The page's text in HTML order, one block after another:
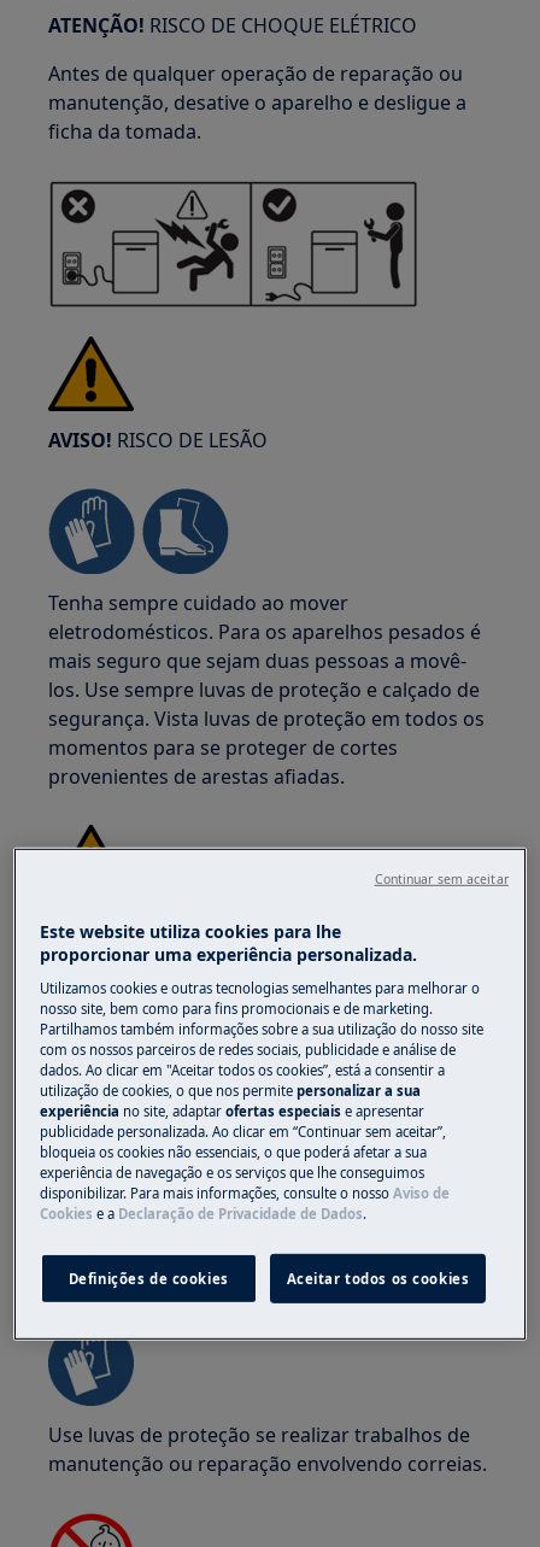
ATENÇÃO! RISCO DE CHOQUE ELÉTRICO
Antes de qualquer operação de reparação ou
manutenção, desative o aparelho e desligue a
ficha da tomada.
AVISO! RISCO DE LESÃO
Tenha sempre cuidado ao mover
eletrodomésticos. Para os aparelhos pesados é
mais seguro que sejam duas pessoas a movê-
los. Use sempre luvas de proteção e calçado de
segurança. Vista luvas de proteção em todos os
momentos para se proteger de cortes
provenientes de arestas afiadas.
AVISO!RISCO DE LESÃO OCULAR
Use óculos de proteção se realizar trabalhos de
manutenção ou reparação que envolvam molas.
ATENÇÃO!RISCO DE PRENSAGEM
Use luvas de proteção se realizar trabalhos de
manutenção ou reparação envolvendo correias.
Este website utiliza cookies para lhe
proporcionar uma experiência personalizada.
Utilizamos cookies e outras tecnologias semelhantes para melhorar o
nosso site, bem como para fins promocionais e de marketing.
Partilhamos também informações sobre a sua utilização do nosso site
com os nossos parceiros de redes sociais, publicidade e análise de
dados. Ao clicar em "Aceitar todos os cookies”, está a consentir a
utilização de cookies, o que nos permitepersonalizar a sua
experiência no site, adaptarofertas especiaise apresentar
publicidade personalizada. Ao clicar em “Continuar sem aceitar”,
bloqueia os cookies não essenciais, o que poderá afetar a sua
experiência de navegação e os serviços que lhe conseguimos
disponibilizar. Para mais informações, consulte o nossoAviso de
Cookies e a Declaração de Privacidade de Dados.
Definições de cookies Aceitar todos os cookies
Continuar sem aceitar